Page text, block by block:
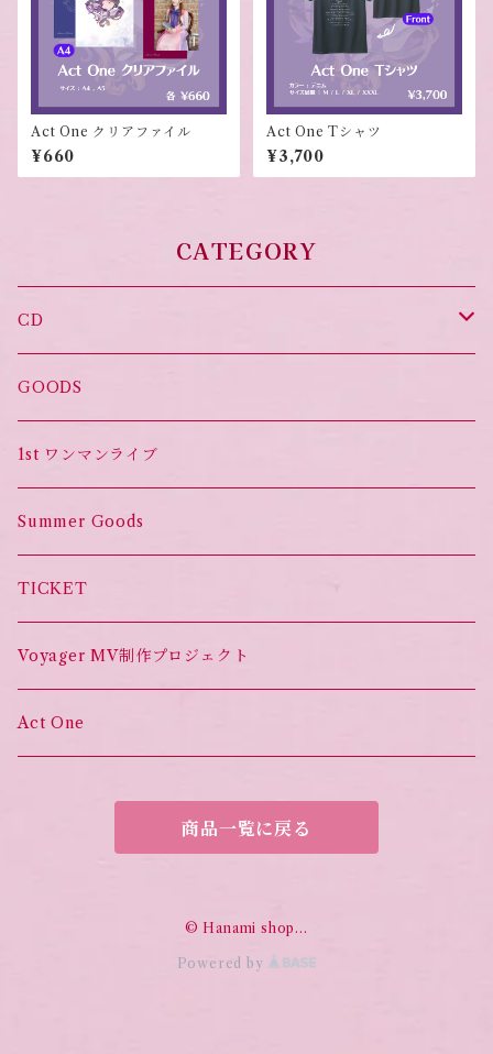
Act One クリアファイル
¥660
Act One Tシャツ
¥3,700
CATEGORY
CD
オススメ！
Set List CD
GOODS
1st ワンマンライブ
Summer Goods
TICKET
Voyager MV制作プロジェクト
Act One
商品一覧に戻る
© Hanami shop…
Powered by